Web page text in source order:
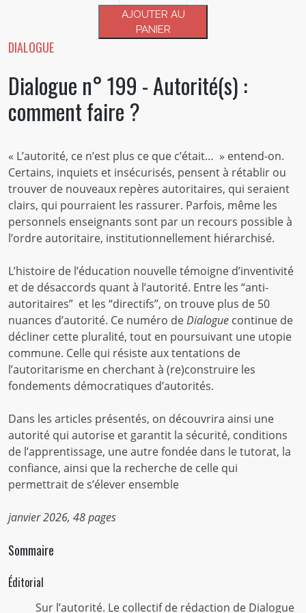
Dialogue
199
Autorité(s)
:
comment
faire
AJOUTER AU
PANIER
DIALOGUE
Dialogue n° 199 - Autorité(s) :
comment faire ?
« L’autorité, ce n’est plus ce que c’était… » entend-on.
Certains, inquiets et insécurisés, pensent à rétablir ou
trouver de nouveaux repères autoritaires, qui seraient
clairs, qui pourraient les rassurer. Parfois, même les
personnels enseignants sont par un recours possible à
l’ordre autoritaire, institutionnellement hiérarchisé.
L’histoire de l’éducation nouvelle témoigne d’inventivité
et de désaccords quant à l’autorité. Entre les “anti-
autoritaires” et les “directifs”, on trouve plus de 50
nuances d’autorité. Ce numéro deDialoguecontinue de
décliner cette pluralité, tout en poursuivant une utopie
commune. Celle qui résiste aux tentations de
l’autoritarisme en cherchant à (re)construire les
fondements démocratiques d’autorités.
Dans les articles présentés, on découvrira ainsi une
autorité qui autorise et garantit la sécurité, conditions
de l’apprentissage, une autre fondée dans le tutorat, la
confiance, ainsi que la recherche de celle qui
permettrait de s’élever ensemble
janvier 2026, 48 pages
Sommaire
Éditorial
Sur l’autorité. Le collectif de rédaction de Dialogue